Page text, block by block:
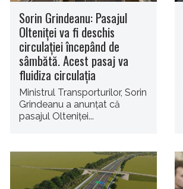
Sorin Grindeanu: Pasajul
Olteniţei va fi deschis
circulaţiei începând de
sâmbătă. Acest pasaj va
fluidiza circulaţia
Ministrul Transporturilor, Sorin
Grindeanu a anunţat că
pasajul Olteniţei...